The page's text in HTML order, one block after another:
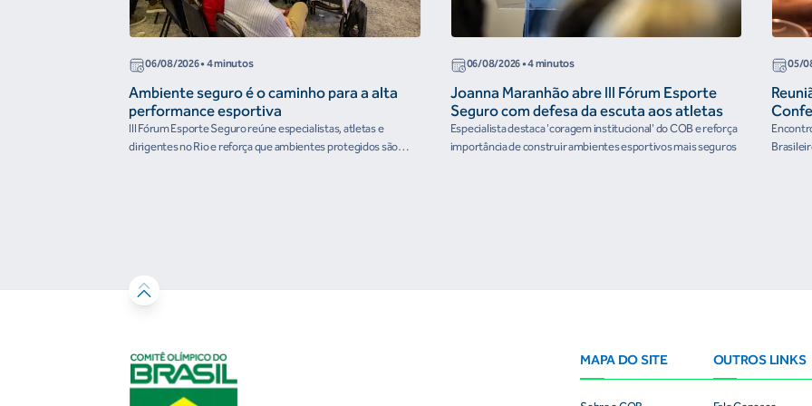
06/08/2026• 4 minutos
Ambiente seguro é o caminho para a alta
performance esportiva
III Fórum Esporte Seguro reúne especialistas, atletas e
dirigentes no Rio e reforça que ambientes protegidos são
06/08/2026• 4 minutos
Joanna Maranhão abre III Fórum Esporte
Seguro com defesa da escuta aos atletas
Especialista destaca 'coragem institucional' do COB e reforça
importância de construir ambientes esportivos mais seguros
05/
the
MAPA DO SITE OUTROS LINKS